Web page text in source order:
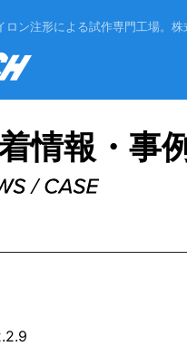
ン注形による試作専門工場。 株
情報・事